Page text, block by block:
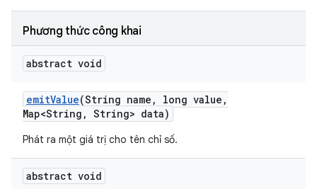
Phương thức công khai
abstract void
emitValue(String name , long value ,
Map<String , String> data)
Phát ra một giá trị cho tên chỉ số.
abstract void